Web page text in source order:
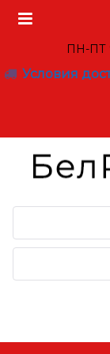
ПН-ПТ
Условия